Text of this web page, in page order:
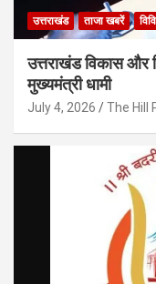
उत्तराखंड ताजा खबरें
उत्तराखंड विकास और
मुख्यमंत्री धामी
July 4, 2026 The Hill